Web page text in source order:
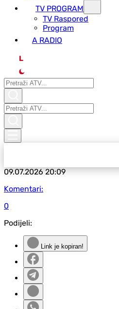
TV PROGRAM
ТV Raspored
Program
A RADIO
L
09.07.202620:09
Komentari:
0
Podijeli:
Link je kopiran!